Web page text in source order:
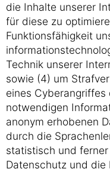
die Inhalte unserer
für diese zu
Funktionsfähigkeit
Technik unserer
sowie (4) um
eines
notwendigen
anonym erhobenen
durch die
statistisch und
Datenschutz und die